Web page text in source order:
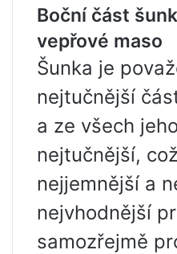
Boční část
vepřové maso
Šunka je
nejtučnější
a ze všech
nejtučnější,
nejjemnější a
nejvhodnější
samozřejmě